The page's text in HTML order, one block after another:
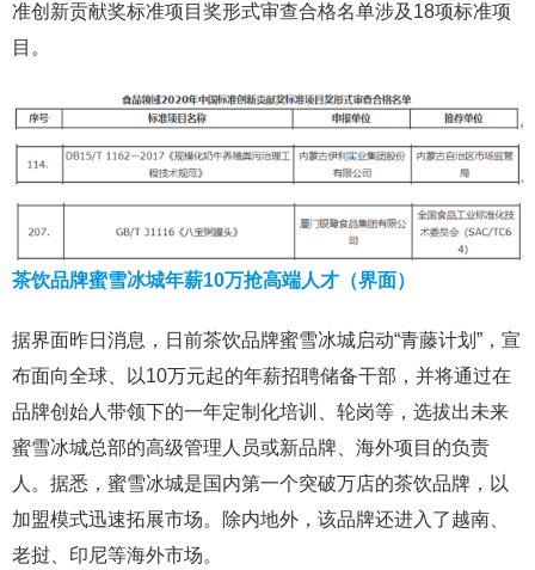
准创新贡献奖标准项目奖形式审查合格名单涉及18项标准项
目。
茶饮品牌蜜雪冰城年薪10万抢高端人才（界面）
据界面昨日消息，日前茶饮品牌蜜雪冰城启动“青藤计划”，宣
布面向全球、以10万元起的年薪招聘储备干部，并将通过在
品牌创始人带领下的一年定制化培训、轮岗等，选拔出未来
蜜雪冰城总部的高级管理人员或新品牌、海外项目的负责
人。据悉，蜜雪冰城是国内第一个突破万店的茶饮品牌，以
加盟模式迅速拓展市场。除内地外，该品牌还进入了越南、
老挝、印尼等海外市场。